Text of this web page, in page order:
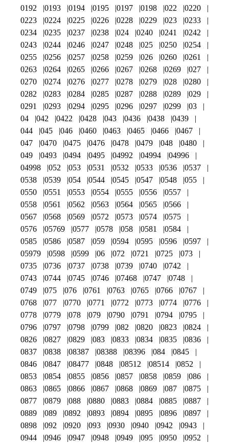
0192
0193 0194 0195 0197 0198 022
0220
0223
0224 0225 0226 0228 0229 023
0233
0234
0235 0237 0238 024 0240 0241
0242
0243
0244 0246 0247 0248 025 0250
0254
0255
0256 0257 0258 0259 026 0260
0261
0263
0264 0265 0266 0267 0268 0269
027
0270
0274 0276 0277 0278 0279 028
0280
0282
0283 0284 0285 0287 0288 0289
029
0291
0293 0294 0295 0296 0297 0299
03
04
042 0422 0428 043 0436 0438
0439
044
045 046 0460 0463 0465 0466
0467
047
0470 0475 0476 0478 0479 048
0480
049
0493 0494 0495 04992 04994
04996
04998
052 053 0531 0532 0533 0536
0537
0538
0539 054 0544 0545 0547 0548
055
0550
0551 0553 0554 0555 0556
0557
0558
0561 0562 0563 0564 0565
0566
0567
0568 0569 0572 0573 0574
0575
0576
05769 0577 0578 058 0581
0584
0585
0586 0587 059 0594 0595 0596
0597
05979
0598 0599 06 072 0721 0725
073
0735
0736 0737 0738 0739 0740
0742
0743
0744 0745 0746 07468 0747
0748
0749
075 076 0761 0763 0765 0766
0767
0768
077 0770 0771 0772 0773 0774
0776
0778
0779 078 079 0790 0791 0794
0795
0796
0797 0798 0799 082 0820 0823
0824
0826
0827 0829 083 0833 0834 0835
0836
0837
0838 08387 08388 08396 084
0845
0846
0847 08477 0848 08512 08514
0852
0853
0854 0855 0856 0857 0858 0859
086
0863
0865 0866 0867 0868 0869 087
0875
0877
0879 088 0880 0883 0884 0885
0887
0889
089 0892 0893 0894 0895 0896
0897
0898
092 0920 093 0930 0940 0942
0943
0944
0946 0947 0948 0949 095 0950
0952